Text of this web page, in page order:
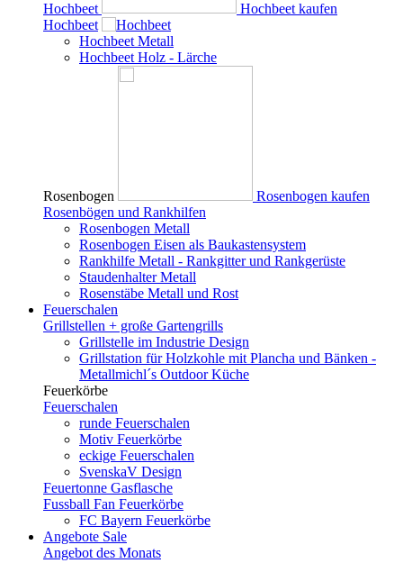
Hochbeet
Hochbeet kaufen
Hochbeet
Hochbeet Metall
Hochbeet Holz - Lärche
Rosenbogen
Rosenbogen kaufen
Rosenbögen und Rankhilfen
Rosenbogen Metall
Rosenbogen Eisen als Baukastensystem
Rankhilfe Metall - Rankgitter und Rankgerüste
Staudenhalter Metall
Rosenstäbe Metall und Rost
Feuerschalen
Grillstellen + große Gartengrills
Grillstelle im Industrie Design
Grillstation für Holzkohle mit Plancha und Bänken -
Metallmichl´s Outdoor Küche
Feuerkörbe
Feuerschalen
runde Feuerschalen
Motiv Feuerkörbe
eckige Feuerschalen
SvenskaV Design
Feuertonne Gasflasche
Fussball Fan Feuerkörbe
FC Bayern Feuerkörbe
Angebote Sale
Angebot des Monats